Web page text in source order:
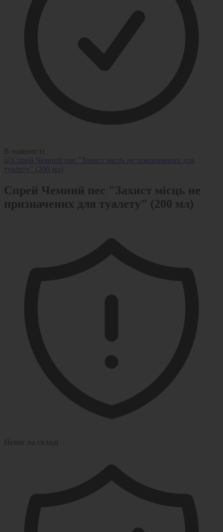
В наявності
Спрей Чемний пес "Захист місць не
призначених для туалету" (200 мл)
Немає на складі